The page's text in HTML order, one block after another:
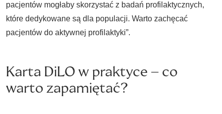
pacjentów mogłaby skorzystać z badań profilaktycznych,
które dedykowane są dla populacji. Warto zachęcać
pacjentów do aktywnej profilaktyki”.
Karta DiLO w praktyce – co
warto zapamiętać?